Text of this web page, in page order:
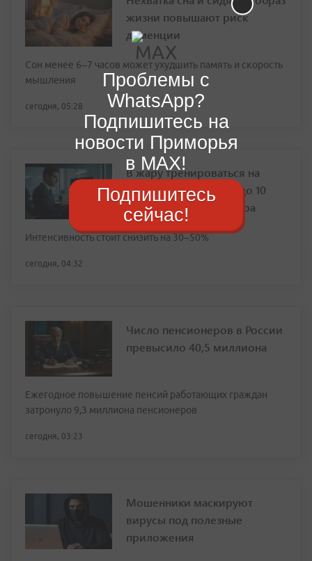
жизни повышают риск
деменции
Сон менее 6–7 часов может ухудшить память и скорость
мышления
сегодня, 05:28
В жару тренироваться на
улице можно только до 10
утра или после 7 вечера
Интенсивность стоит снизить на 30–50%
сегодня, 04:32
Число пенсионеров в России
превысило 40,5 миллиона
Ежегодное повышение пенсий работающих граждан
затронуло 9,3 миллиона пенсионеров
сегодня, 03:23
Мошенники маскируют
вирусы под полезные
приложения
Проблемы с
WhatsApp?
Подпишитесь на
новости Приморья
в MAX!
Подпишитесь
сейчас!